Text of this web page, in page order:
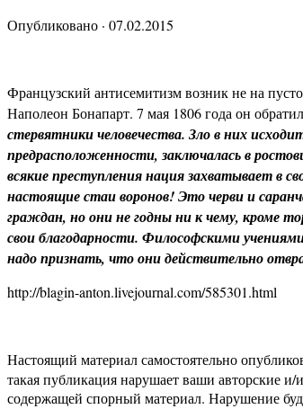
Опубликовано · 07.02.2015
Французский антисемитизм возник не на
Наполеон Бонапарт. 7 мая 1806 года он
стервятники человечества. Зло в них
предрасположенности, заключалась в
всякие преступления нация захватывает в
настоящие стаи воронов! Это черви и
граждан, но они не годны ни к чему, кроме
свои благодарности. Философскими
надо признать, что они действительно
http://blagin-anton.livejournal.com/585301.html
Настоящий материал самостоятельно
такая публикация нарушает ваши авторские
содержащей спорный материал. Нарушение